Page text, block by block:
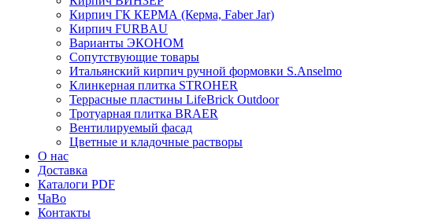
Кирпич ГК КЕРМА (Керма, Faber Jar)
Кирпич FURBAU
Варианты ЭКОНОМ
Сопутствующие товары
Итальянский кирпич ручной формовки S.Anselmo
Клинкерная плитка STROHER
Террасные пластины LifeBrick Outdoor
Тротуарная плитка BRAER
Вентилируемый фасад
Цветные и кладочные растворы
О нас
Доставка
Каталоги PDF
ЧаВо
Контакты